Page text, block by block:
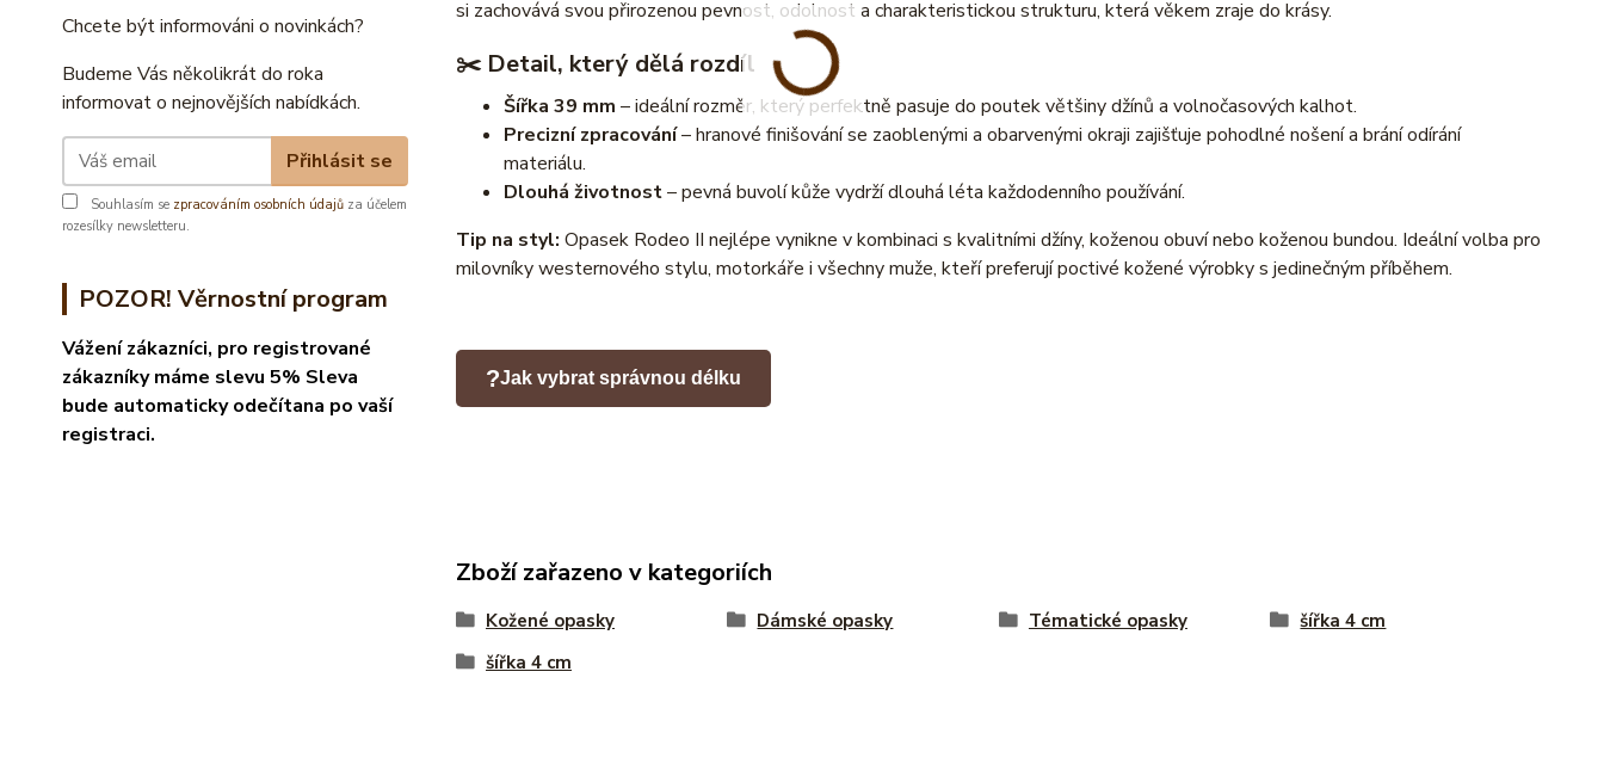
Chcete být informováni o novinkách?
Budeme Vás několikrát do roka
informovat o nejnovějších nabídkách.
Přihlásit se
Souhlasím se zpracováním osobních údajů za účelem
rozesílky newsletteru.
POZOR! Věrnostní program
Vážení zákazníci, pro registrované
zákazníky máme slevu 5% Sleva
bude automaticky odečítana po vaší
registraci.
si zachovává svou přirozenou pevnost, odolnost a charakteristickou strukturu, která věkem zraje do krásy.
✂️ Detail, který dělá rozdíl
Šířka 39 mm – ideální rozměr, který perfektně pasuje do poutek většiny džínů a volnočasových kalhot.
Precizní zpracování– hranové finišování se zaoblenými a obarvenými okraji zajišťuje pohodlné nošení a brání odírání
materiálu.
Dlouhá životnost– pevná buvolí kůže vydrží dlouhá léta každodenního používání.
Tip na styl: Opasek Rodeo II nejlépe vynikne v kombinaci s kvalitními džíny, koženou obuví nebo koženou bundou. Ideální volba pro
milovníky westernového stylu, motorkáře i všechny muže, kteří preferují poctivé kožené výrobky s jedinečným příběhem.
?Jak vybrat správnou délku
Zboží zařazeno v kategoriích
Kožené opasky Dámské opasky Tématické opasky
šířka 4 cm
šířka 4 cm